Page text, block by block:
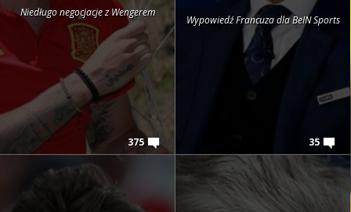
Niedługo negocjacje z Wengerem
375
Wypowiedź Francuza dla BeIN Sports
35